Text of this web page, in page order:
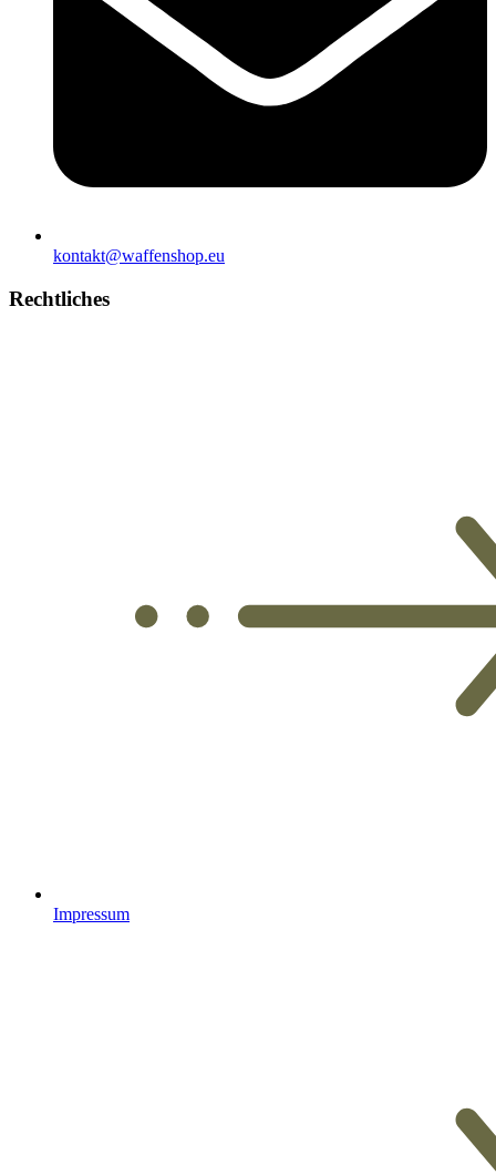
kontakt@waffenshop.eu
Rechtliches
Impressum